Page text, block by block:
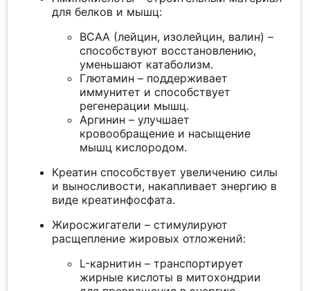
для белков и мышц:
BCAA (лейцин, изолейцин, валин) –
способствуют восстановлению,
уменьшают катаболизм.
Глютамин – поддерживает
иммунитет и способствует
регенерации мышц.
Аргинин – улучшает
кровообращение и насыщение
мышц кислородом.
Креатин способствует увеличению силы
и выносливости, накапливает энергию в
виде креатинфосфата.
Жиросжигатели – стимулируют
расщепление жировых отложений:
L-карнитин – транспортирует
жирные кислоты в митохондрии